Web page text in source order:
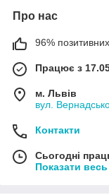
Про нас
96% позитивних
Працює з
м. Львів
вул.
Контакти
Сьогодні
Показати